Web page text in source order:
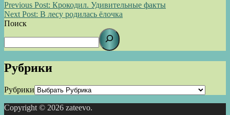
Previous Post: Крокодил. Удивительные факты
Next Post: В лесу родилась ёлочка
Поиск
Рубрики
Рубрики
Copyright © 2026 zateevo.